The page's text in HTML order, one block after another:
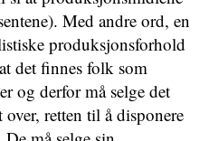
Med andre ord, en
produksjonsforhold
det finnes folk som
og derfor må selge det
over, retten til å disponere